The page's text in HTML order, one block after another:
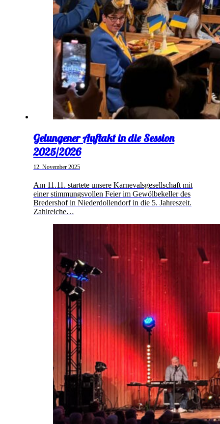
Gelungener Auftakt in die Session
2025/2026
12. November 2025
Am 11.11. startete unsere Karnevalsgesellschaft mit
einer stimmungsvollen Feier im Gewölbekeller des
Bredershof in Niederdollendorf in die 5. Jahreszeit.
Zahlreiche…